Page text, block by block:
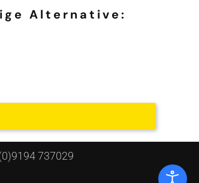
Alternative:
737029